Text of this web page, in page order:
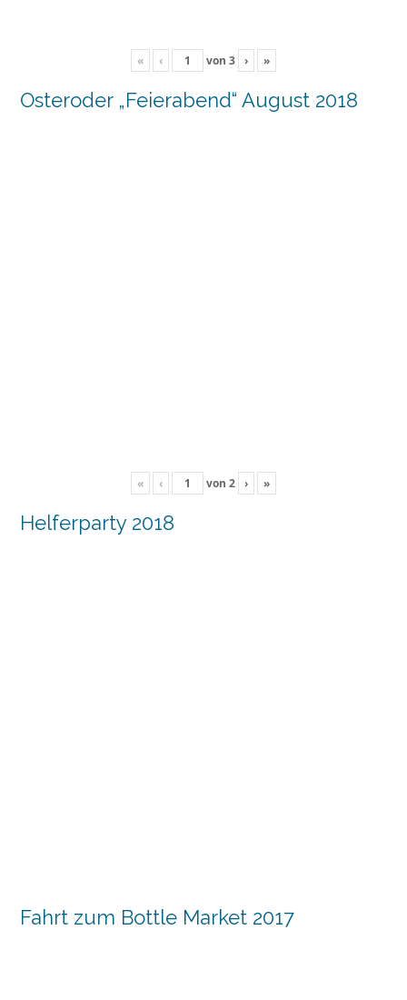
« ‹ von 3 › »
Osteroder „Feierabend“ August 2018
« ‹ von 2 › »
Helferparty 2018
Fahrt zum Bottle Market 2017